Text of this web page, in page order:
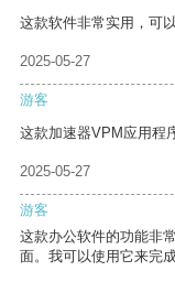
这款软件非常实用，可
2025-05-27
游客
这款加速器VPM应用程
2025-05-27
游客
这款办公软件的功能非
面。我可以使用它来完